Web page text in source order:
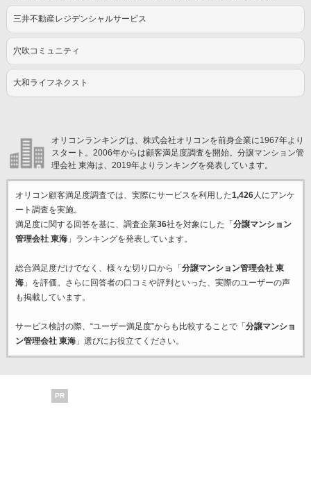
三井不動産レジデンシャルサービス
穴吹コミュニティ
大和ライフネクスト
オリコンランキングは、株式会社オリコンを前身企業に1967年より
スタート。2006年からは顧客満足度調査を開始。分譲マンション管
理会社 東海は、2019年よりランキングを発表しています。
オリコン顧客満足度調査では、実際にサービスを利用した1,426人にアンケ
ート調査を実施。
満足度に関する回答を基に、調査企業36社を対象にした「 分譲マンション
管理会社 東海」ランキングを発表しています。
総合満足度だけでなく、様々な切り口から「 分譲マンション管理会社 東
海」を評価。さらに回答者の口コミや評判といった、実際のユーザーの声
も掲載しています。
サービス検討の際、“ユーザー満足度”からも比較することで「 分譲マンショ
ン管理会社 東海」選びにお役立てください。
PR